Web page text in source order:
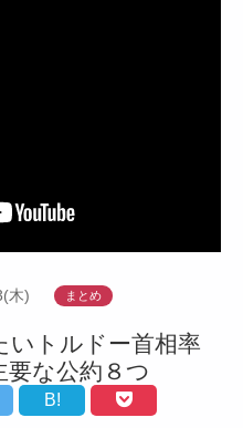
木) まとめ
いトルドー首相率
な公約８つ
B!